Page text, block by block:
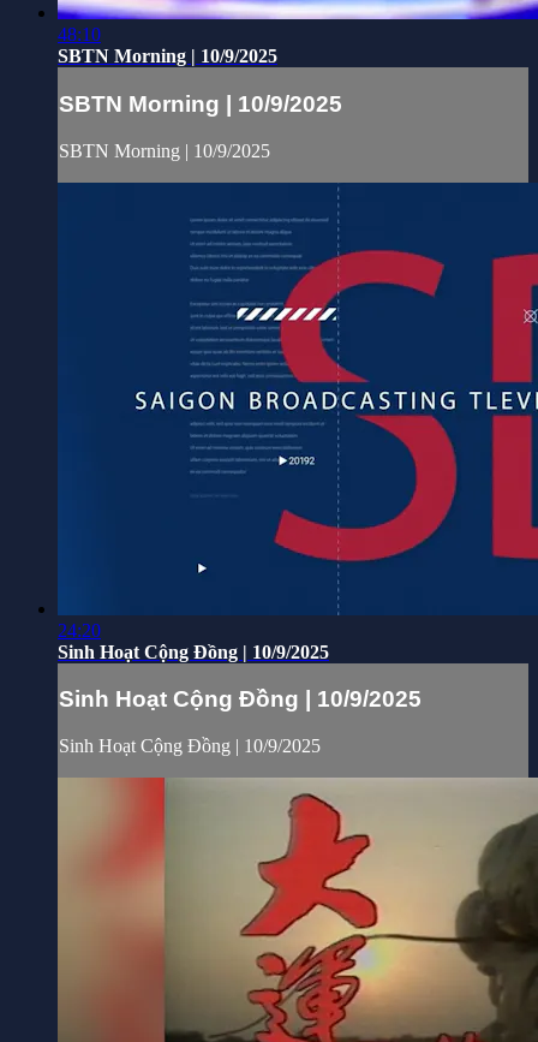
48:10
SBTN Morning | 10/9/2025
SBTN Morning | 10/9/2025
SBTN Morning | 10/9/2025
24:20
Sinh Hoạt Cộng Đồng | 10/9/2025
Sinh Hoạt Cộng Đồng | 10/9/2025
Sinh Hoạt Cộng Đồng | 10/9/2025